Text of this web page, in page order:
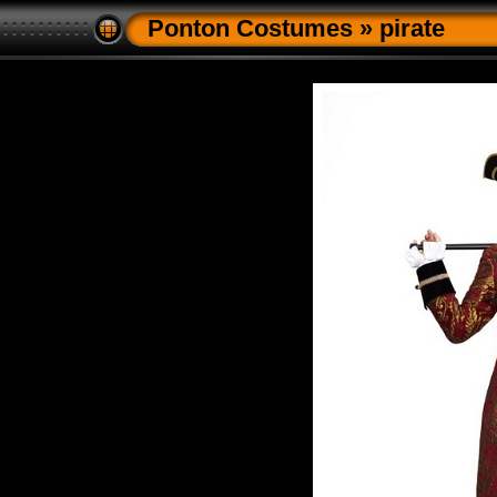
Ponton Costumes»pirate